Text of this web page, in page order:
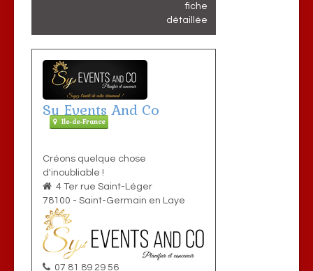
fiche
détaillée
Sy Events And Co
Ile-de-France
Créons quelque chose
d'inoubliable !
4 Ter rue Saint-Léger
78100 - Saint-Germain en Laye
07 81 89 29 56